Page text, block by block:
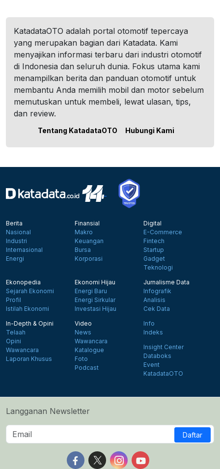
KatadataOTO adalah portal otomotif tepercaya
yang merupakan bagian dari Katadata. Kami
menyajikan informasi terbaru dari industri otomotif
di Indonesia dan seluruh dunia. Fokus utama kami
menampilkan berita dan panduan otomotif untuk
membantu Anda memilih mobil dan motor sebelum
memutuskan untuk membeli, lewat ulasan, tips,
dan review.
Tentang KatadataOTO Hubungi Kami
Berita
Nasional
Industri
Internasional
Energi
Finansial
Makro
Keuangan
Bursa
Korporasi
Digital
E-Commerce
Fintech
Startup
Gadget
Teknologi
Ekonopedia
Sejarah Ekonomi
Profil
Istilah Ekonomi
Ekonomi Hijau
Energi Baru
Energi Sirkular
Investasi Hijau
Jurnalisme Data
Infografik
Analisis
Cek Data
In-Depth & Opini
Telaah
Opini
Wawancara
Laporan Khusus
Video
News
Wawancara
Katalogue
Foto
Podcast
Info
Indeks
Insight Center
Databoks
Event
KatadataOTO
Langganan Newsletter
Daftar
Follow us on Facebook
Follow us on X
Follow us on Instagram
Follow us on